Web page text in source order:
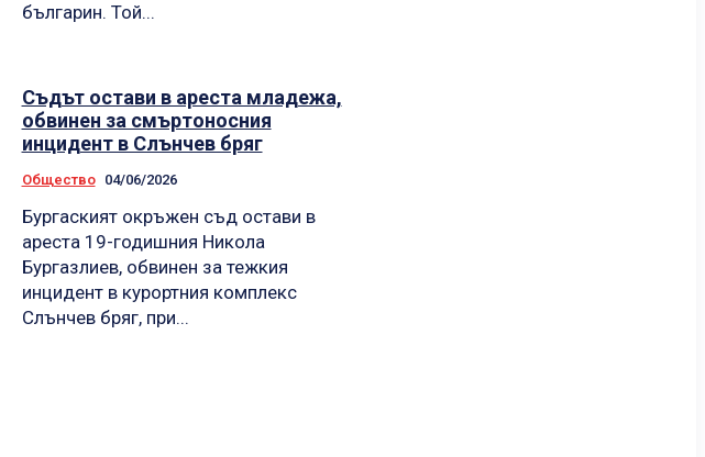
българин. Той...
Съдът остави в ареста младежа,
обвинен за смъртоносния
инцидент в Слънчев бряг
Общество 04/06/2026
Бургаският окръжен съд остави в
ареста 19-годишния Никола
Бургазлиев, обвинен за тежкия
инцидент в курортния комплекс
Слънчев бряг, при...